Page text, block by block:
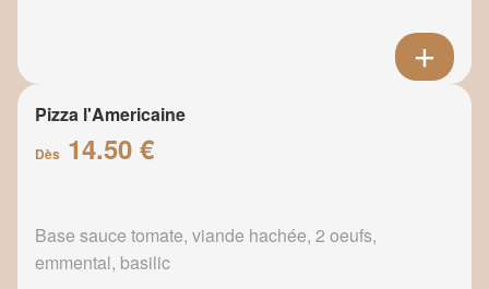
Pizza l'Americaine
Dès 14.50 €
Base sauce tomate, viande hachée, 2 oeufs,
emmental, basilic